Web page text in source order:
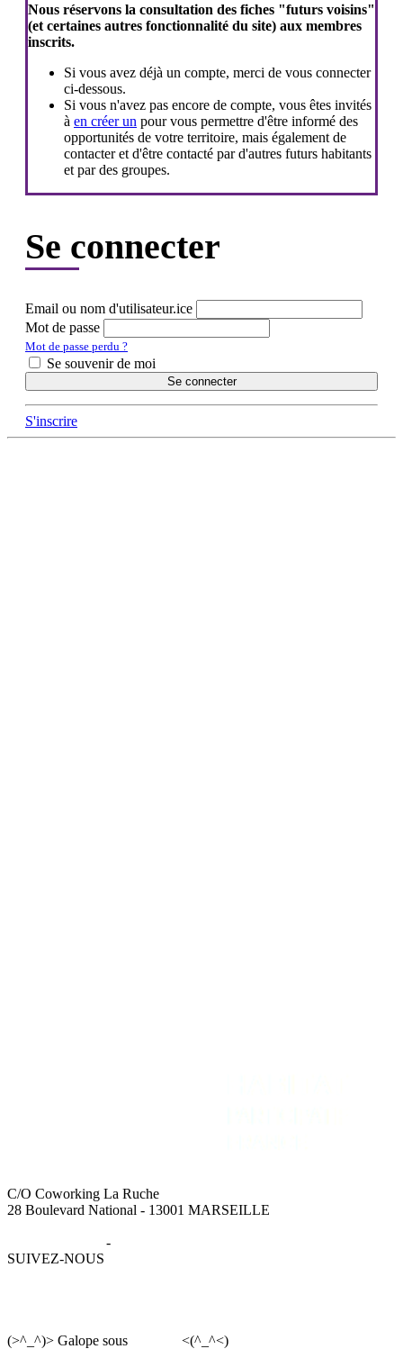
Nous réservons la consultation des fiches "futurs voisins"
(et certaines autres fonctionnalité du site) aux membres
inscrits.
Si vous avez déjà un compte, merci de vous connecter
ci-dessous.
Si vous n'avez pas encore de compte, vous êtes invités
à en créer un pour vous permettre d'être informé des
opportunités de votre territoire, mais également de
contacter et d'être contacté par d'autres futurs habitants
et par des groupes.
Se connecter
Email ou nom d'utilisateur.ice
Mot de passe
Mot de passe perdu ?
Se souvenir de moi
Se connecter
S'inscrire
C/O Coworking La Ruche
28 Boulevard National - 13001 MARSEILLE
-
SUIVEZ-NOUS
(>^_^)> Galope sous <(^_^<)